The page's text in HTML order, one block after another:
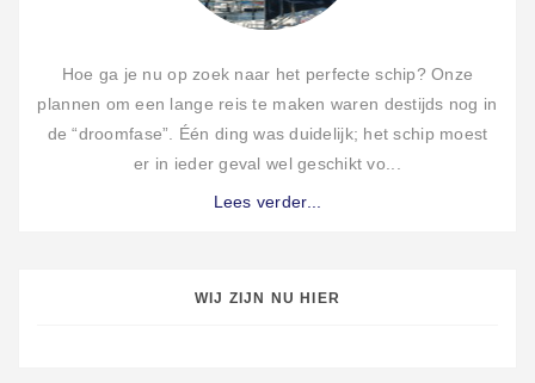
Hoe ga je nu op zoek naar het perfecte schip? Onze
plannen om een lange reis te maken waren destijds nog in
de “droomfase”. Één ding was duidelijk; het schip moest
er in ieder geval wel geschikt vo...
Lees verder...
WIJ ZIJN NU HIER